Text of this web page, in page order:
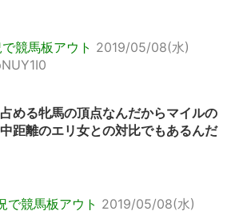
競馬板アウト 2019/05/08(水)
める牝馬の頂点なんだからマイルの
距離のエリ女との対比でもあるんだ
で競馬板アウト 2019/05/08(水)